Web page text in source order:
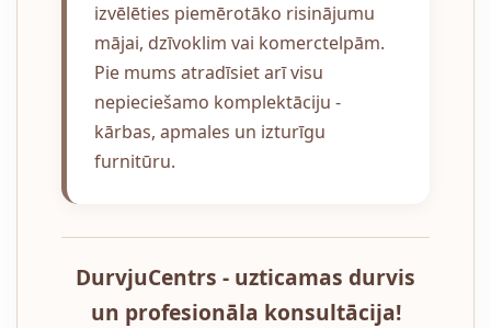
izvēlēties piemērotāko risinājumu
mājai, dzīvoklim vai komerctelpām.
Pie mums atradīsiet arī visu
nepieciešamo komplektāciju -
kārbas, apmales un izturīgu
furnitūru.
DurvjuCentrs - uzticamas durvis
un profesionāla konsultācija!